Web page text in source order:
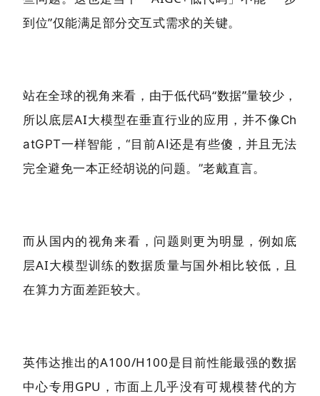
到位”仅能满足部分交互式需求的关键。
站在全球的视角来看，由于低代码“数据”量较少，
所以底层AI大模型在垂直行业的应用，并不像Ch
atGPT一样智能，“目前AI还是有些傻，并且无法
完全避免一本正经胡说的问题。 ”老戴直言。
而从国内的视角来看，问题则更为明显，例如底
层AI大模型训练的数据质量与国外相比较低，且
在算力方面差距较大。
英伟达推出的A100/H100是目前性能最强的数据
中心专用GPU，市面上几乎没有可规模替代的方